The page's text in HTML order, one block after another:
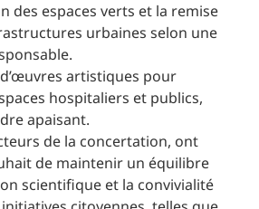
des espaces verts et la remise
urbaines selon une
artistiques pour
hospitaliers et publics,
apaisant.
de la concertation, ont
de maintenir un équilibre
scientifique et la convivialité